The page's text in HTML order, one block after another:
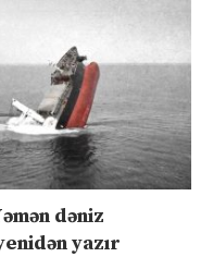
dəniz
yazır